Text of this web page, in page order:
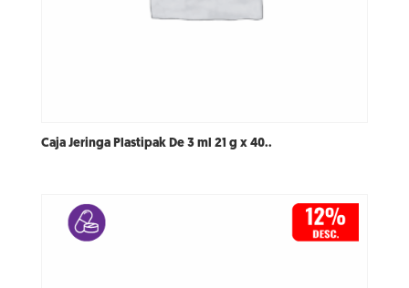
Caja Jeringa Plastipak De 3 ml 21 g x 40..